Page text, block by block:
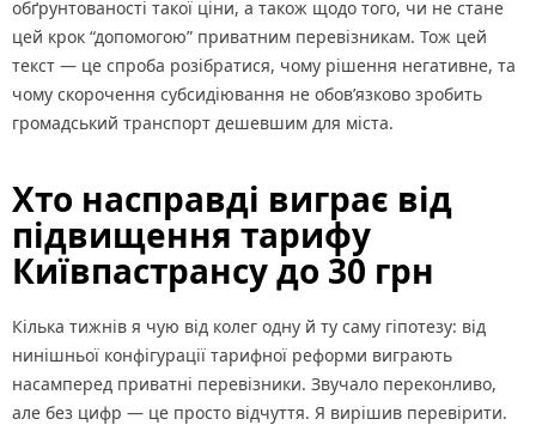
обґрунтованості такої ціни, а також щодо того, чи не стане
цей крок “допомогою” приватним перевізникам. Тож цей
текст — це спроба розібратися, чому рішення негативне, та
чому скорочення субсидіювання не обов’язково зробить
громадський транспорт дешевшим для міста.
Хто насправді виграє від
підвищення тарифу
Київпастрансу до 30 грн
Кілька тижнів я чую від колег одну й ту саму гіпотезу: від
нинішньої конфігурації тарифної реформи виграють
насамперед приватні перевізники. Звучало переконливо,
але без цифр — це просто відчуття. Я вирішив перевірити.